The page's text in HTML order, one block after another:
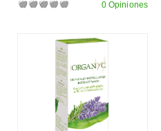
0 Opiniones